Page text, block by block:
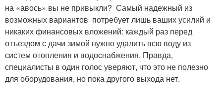
на «авось» вы не привыкли? Самый надежный из
возможных вариантов потребует лишь ваших усилий и
никаких финансовых вложений: каждый раз перед
отъездом с дачи зимой нужно удалить всю воду из
систем отопления и водоснабжения. Правда,
специалисты в один голос уверяют, что это не полезно
для оборудования, но пока другого выхода нет.